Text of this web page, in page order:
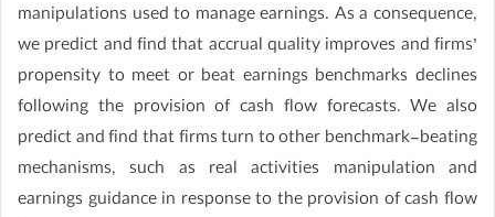
manipulations used to manage earnings. As a consequence,
we predict and find that accrual quality improves and firms’
propensity to meet or beat earnings benchmarks declines
following the provision of cash flow forecasts. We also
predict and find that firms turn to other benchmark-beating
mechanisms, such as real activities manipulation and
earnings guidance in response to the provision of cash flow